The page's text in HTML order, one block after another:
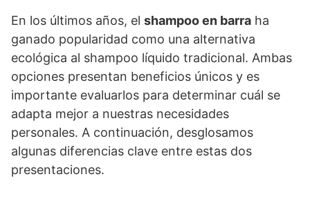
En los últimos años, el shampoo en barra ha
ganado popularidad como una alternativa
ecológica al shampoo líquido tradicional. Ambas
opciones presentan beneficios únicos y es
importante evaluarlos para determinar cuál se
adapta mejor a nuestras necesidades
personales. A continuación, desglosamos
algunas diferencias clave entre estas dos
presentaciones.